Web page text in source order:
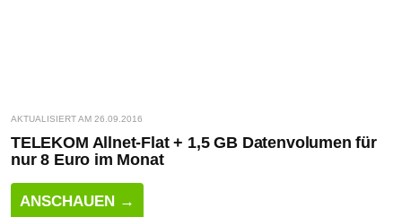
AKTUALISIERT AM 26.09.2016
TELEKOM Allnet-Flat + 1,5 GB Datenvolumen für
nur 8 Euro im Monat
ANSCHAUEN →